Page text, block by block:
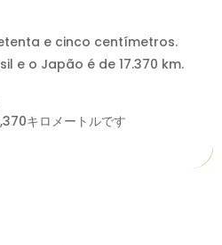
e cinco centímetros.
e o Japão é de 17.370 km.
キロメートルです